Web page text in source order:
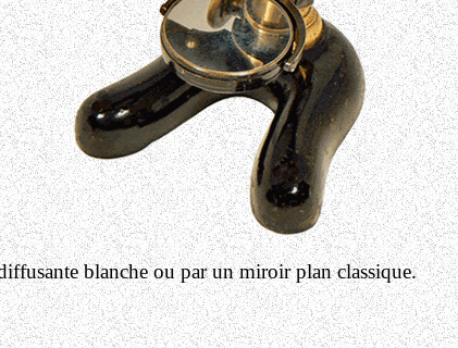
blanche ou par un miroir plan classique.